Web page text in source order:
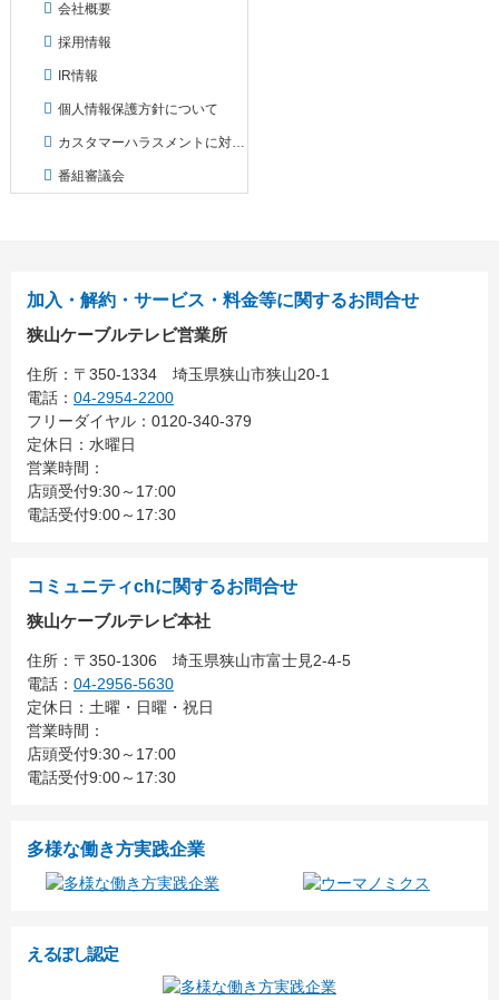
会社概要
採用情報
IR情報
個人情報保護方針について
カスタマーハラスメントに対する対応方針
番組審議会
加入・解約・サービス・料金等に関するお問合せ
狭山ケーブルテレビ営業所
住所： 〒350-1334 埼玉県狭山市狭山20-1
電話： 04-2954-2200
フリーダイヤル：0120-340-379
定休日：水曜日
営業時間：
店頭受付9:30～17:00
電話受付9:00～17:30
コミュニティchに関するお問合せ
狭山ケーブルテレビ本社
住所： 〒350-1306 埼玉県狭山市富士見2-4-5
電話： 04-2956-5630
定休日：土曜・日曜・祝日
営業時間：
店頭受付9:30～17:00
電話受付9:00～17:30
多様な働き方実践企業
えるぼし認定